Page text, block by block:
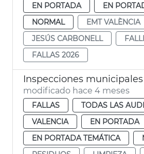
EN PORTADA
EN
NORMAL
EMT VALÈNCIA
JESÚS CARBONELL
FALLAS 2026
modificado hace 4 meses
FALLAS
TODAS LAS
VALENCIA
EN PORTADA
EN PORTADA TEMÁTICA